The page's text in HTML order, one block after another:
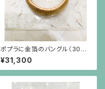
ポプラに金箔のバングル（30m
m 幅）婦人公論掲載品
¥31,300